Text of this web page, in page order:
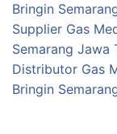
Bringin
Supplier Gas
Semarang Jawa
Distributor Gas
Bringin